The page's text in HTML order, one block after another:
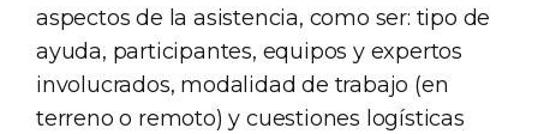
aspectos de la asistencia, como ser: tipo de
ayuda, participantes, equipos y expertos
involucrados, modalidad de trabajo (en
terreno o remoto) y cuestiones logísticas